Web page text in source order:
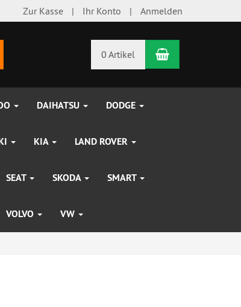
Zur Kasse Ihr Konto Anmelden
0 Artikel Warenkorb
DAIHATSU DODGE
KIA LAND ROVER
SEAT SKODA SMART
VOLVO VW